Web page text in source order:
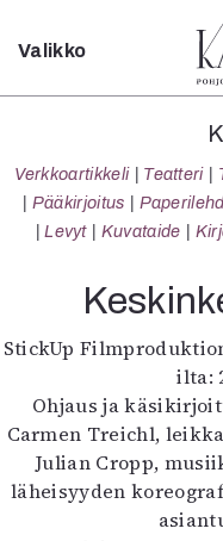
Sulje
Valikko
Verkkoartikkeli Teatteri
Pääkirjoitus
Levyt
Kuvataide
StickUp
ilta:
Ohjaus ja
Carmen Treichl,
Julian Cropp,
läheisyyden